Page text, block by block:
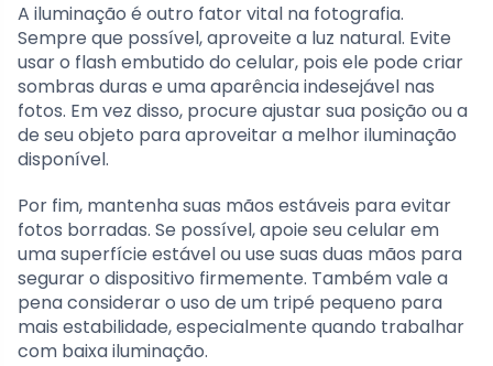
A iluminação é outro fator vital na fotografia.
Sempre que possível, aproveite a luz natural. Evite
usar o flash embutido do celular, pois ele pode criar
sombras duras e uma aparência indesejável nas
fotos. Em vez disso, procure ajustar sua posição ou a
de seu objeto para aproveitar a melhor iluminação
disponível.
Por fim, mantenha suas mãos estáveis para evitar
fotos borradas. Se possível, apoie seu celular em
uma superfície estável ou use suas duas mãos para
segurar o dispositivo firmemente. Também vale a
pena considerar o uso de um tripé pequeno para
mais estabilidade, especialmente quando trabalhar
com baixa iluminação.